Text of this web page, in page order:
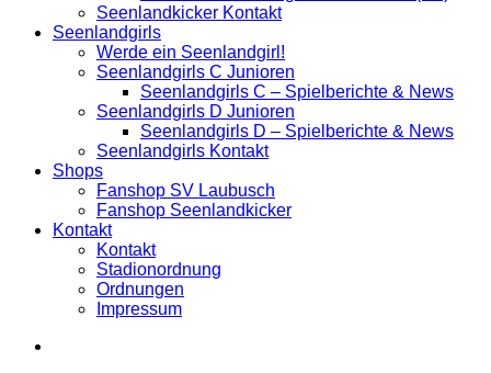
Seenlandkicker Kontakt
Seenlandgirls
Werde ein Seenlandgirl!
Seenlandgirls C Junioren
Seenlandgirls C – Spielberichte & News
Seenlandgirls D Junioren
Seenlandgirls D – Spielberichte & News
Seenlandgirls Kontakt
Shops
Fanshop SV Laubusch
Fanshop Seenlandkicker
Kontakt
Kontakt
Stadionordnung
Ordnungen
Impressum